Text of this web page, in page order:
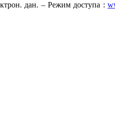
дан. – Режим доступа :